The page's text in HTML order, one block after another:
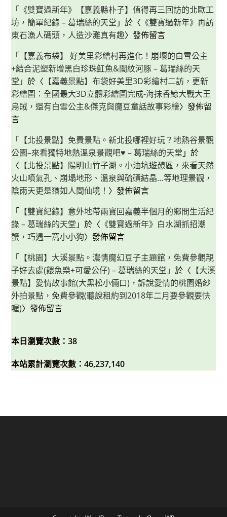
「 《雙寶過新年》【嘉義縣朴子】值得再三回訪的北歐工
坊，簡單紀錄 – 葛瑞絲的天堂 」於〈 《雙寶過新年》再訪
東石漁人碼頭，人造沙灘真有趣〉發佈留言
「 【嘉義布袋】 好美里彩繪村再進化！崩壞的白雪公主
+結合泥塑新增黑白珍珠魟魚&闇紋河豚 – 葛瑞絲的天
堂 」於〈 【嘉義景點】布袋好美里3D彩繪村二訪，更新
彩繪圖：全國最大3D立體彩繪圖完成-海抹香鯨大戰大王
烏賊，還有白雪公主&傑克與魔豆童話故事彩繪〉發佈留
言
「 【北投景點】免費景點。新北投哪裡好玩？地熱谷景觀
公園–來看獨特地熱溫泉景觀吧♥ – 葛瑞絲的天堂 」於
〈 【北投景點】陽明山竹子湖。小油坑遊憩區，來看天然
火山噴氣孔、崩塌地形、溫泉與硫磺結晶…等地理景觀，
陰雨天更是猶如人間仙境！ 〉發佈留言
「 【雙寶紀錄】意外地帶兩寶回嘉義半個月的鄉間生活紀
錄 – 葛瑞絲的天堂 」於〈 《雙寶過新年》白水湖抓招潮
蟹，巧遇一窩小小狗〉發佈留言
「 【桃園】大溪景點。濃情魔幻豆子主題館，免費參觀親
子好去處(餵魚樂+可愛公仔) – 葛瑞絲的天堂 」於〈 【大溪
景點】愛情故事館(大黑松小倆口)，訴說愛情的桃園婚紗
外拍景點，免費參觀(聽說租約到2018年二月要參觀要快
喔)〉發佈留言
本日瀏覽次數：38
本站累計瀏覽次數：46,237,140